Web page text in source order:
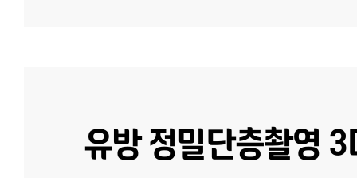
유방 정밀단층촬영